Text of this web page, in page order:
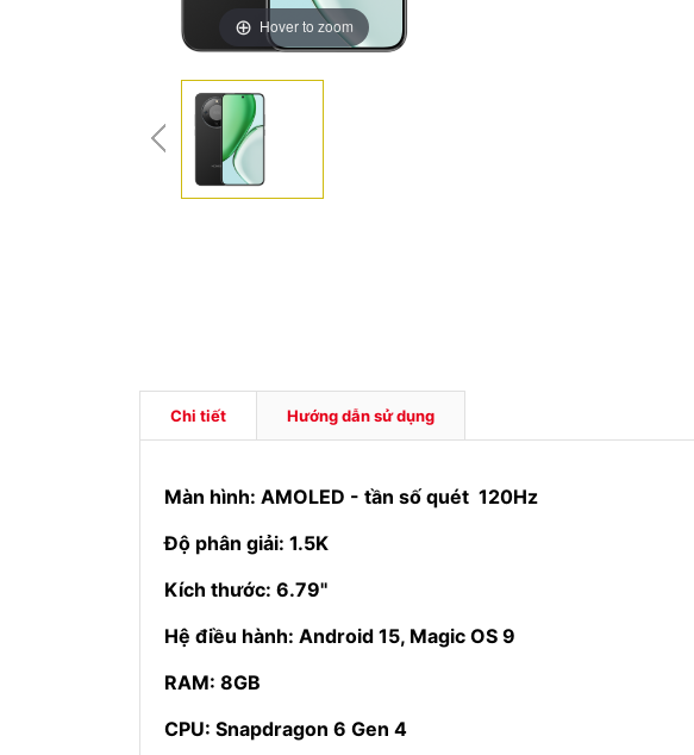
Hover to zoom
Chi tiết Hướng dẫn sử dụng
Màn hình: AM​OLED - tần số quét 120Hz
Độ phân giải: 1.5K
Kích thước: 6.79''
Hệ điều hành: Android 15, Magic OS 9
RAM: 8GB
CPU: Snapdragon 6 Gen 4